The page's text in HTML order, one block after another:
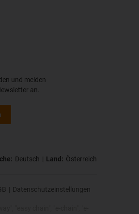
und melden
an.
Deutsch | Land: Österreich
| Datenschutzeinstellungen